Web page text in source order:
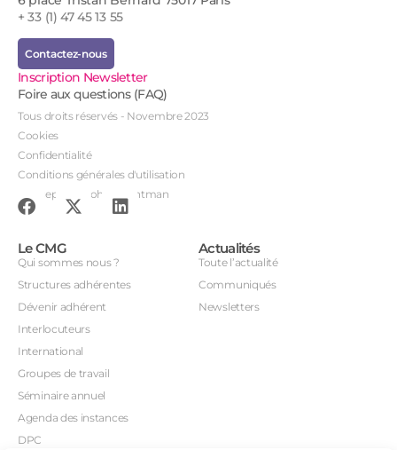
+ 33 (1) 47 45 13 55
Contactez-nous
Inscription Newsletter
Foire aux questions (FAQ)
Tous droits réservés - Novembre 2023
Cookies
Confidentialité
Conditions générales d'utilisation
Conception : John Brightman
Le CMG
Qui sommes nous ?
Structures adhérentes
Dévenir adhérent
Interlocuteurs
International
Groupes de travail
Séminaire annuel
Agenda des instances
DPC
Actualités
Toute l’actualité
Communiqués
Newsletters